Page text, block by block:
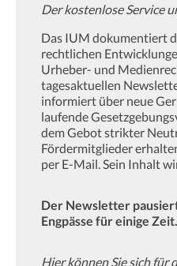
Der kostenlose Service
Das IUM dokumentiert
rechtlichen
Urheber- und
tagesaktuellen
informiert über neue
laufende
dem Gebot strikter
Fördermitglieder
per E-Mail. Sein Inhalt
Der Newsletter
Engpässe für einige Zeit.
Hier können Sie sich für